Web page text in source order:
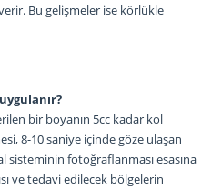
Bu gelişmeler ise körlükle
bir boyanın 5cc kadar kol
8-10 saniye içinde göze ulaşan
sisteminin fotoğraflanması esasına
ve tedavi edilecek bölgelerin